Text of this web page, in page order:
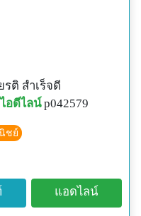
รติ สำเร็จดี
ไอดีไลน์ p042579
ชย์
แอดไลน์